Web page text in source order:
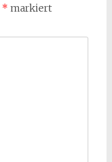
* markiert